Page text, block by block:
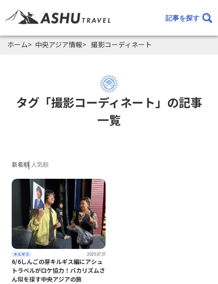
記事を探す
ホーム 中央アジア情報 撮影コーディネート
タグ「撮影コーディネート」の記事
一覧
新着順 人気順
キルギス 2026.07.31
6/6しんごの芽キルギス編にアシュ
トラベルがロケ協力！バカリズムさ
ん似を探す中央アジアの旅